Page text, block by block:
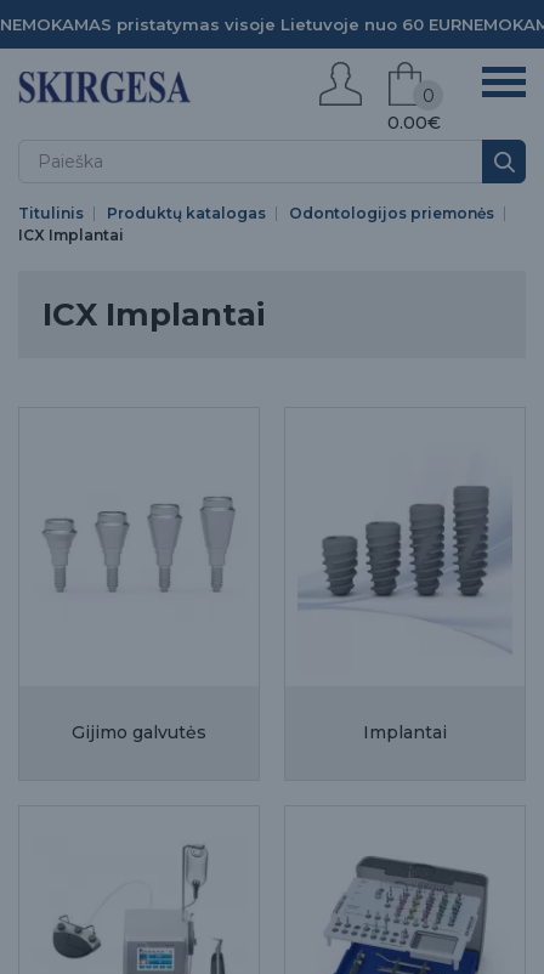
NEMOKAMAS pristatymas visoje Lietuvoje nuo 60 EUR
0.00€
0
Titulinis Produktų katalogas
Odontologijos priemonės
ICX Implantai
ICX Implantai
Gijimo galvutės Implantai